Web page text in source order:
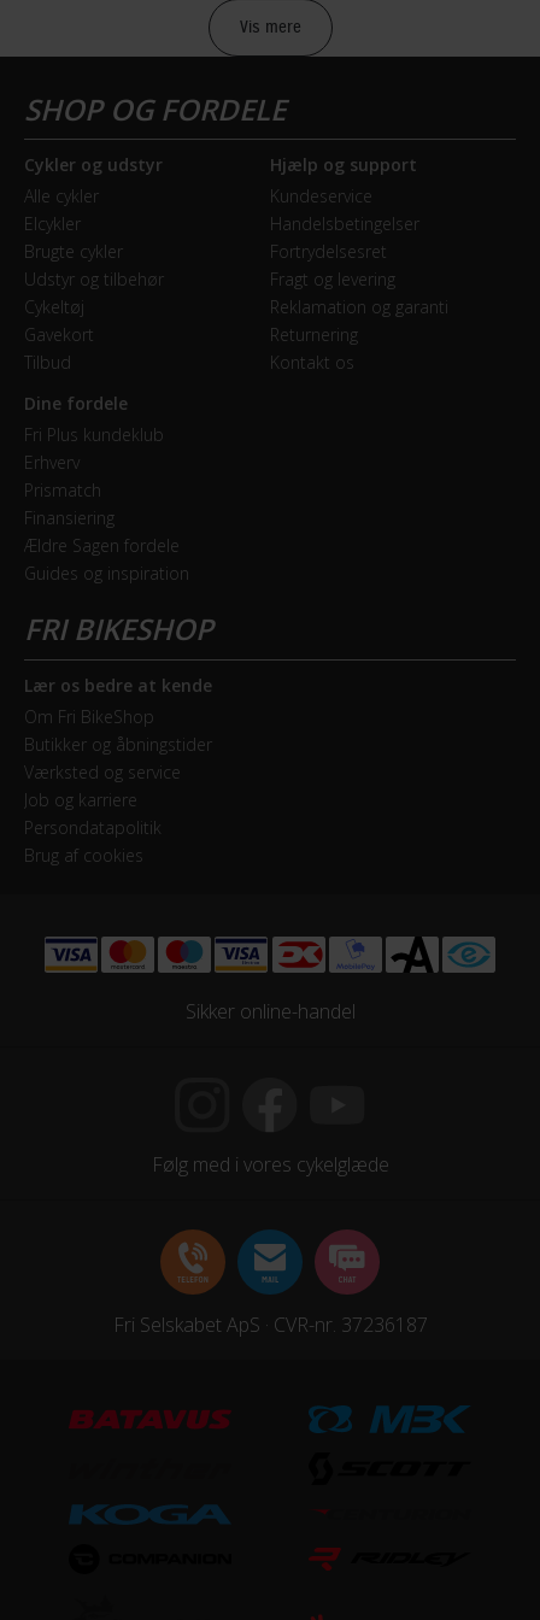
Sikkerheds- og producentinfo
Model år
2021
BREMSER
Bagbremse
Hydraulisk skivebremse
Forbremse
Hydraulisk skivebremse Shimano MT501
GEAR
Bagskifter
SRAM SX Eagle 12 Speed
Drivlinje
Kædetræk
Frontklinger
1x - Single
Geargruppe
SRAM SX Eagle
Udvendige gear
SRAM NX Eagle Trigger / MMX
HJUL & DÆK
Vis mere
Cykler og udstyr
Alle cykler
Elcykler
Brugte cykler
Udstyr og tilbehør
Cykeltøj
Gavekort
Tilbud
Hjælp og support
Kundeservice
Handelsbetingelser
Fortrydelsesret
Fragt og levering
Reklamation og garanti
Returnering
Kontakt os
Dine fordele
Fri Plus kundeklub
Erhverv
Prismatch
Finansiering
Ældre Sagen fordele
Guides og inspiration
Lær os bedre at kende
Om Fri BikeShop
Butikker og åbningstider
Værksted og service
Job og karriere
Persondatapolitik
Brug af cookies
Sikker online-handel
Følg med i vores cykelglæde
Fri Selskabet ApS · CVR-nr. 37236187